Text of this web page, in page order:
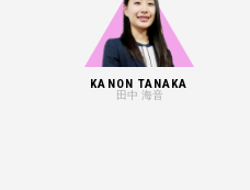
KANON TANAKA
田中 海音